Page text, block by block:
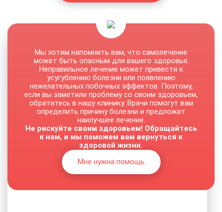
Мы хотим напомнить вам, что самолечение
может быть опасным для вашего здоровья.
Неправильное лечение может привести к
усугублению болезни или появлению
нежелательных побочных эффектов. Поэтому,
если вы заметили проблему со своим здоровьем,
обратитесь в нашу клинику. Врачи помогут вам
определить причину болезни и предложат
наилучшее лечение.
Не рискуйте своим здоровьем! Обращайтесь
к нам, и мы поможем вам вернуться к
здоровой жизни.
Мне нужна помощь